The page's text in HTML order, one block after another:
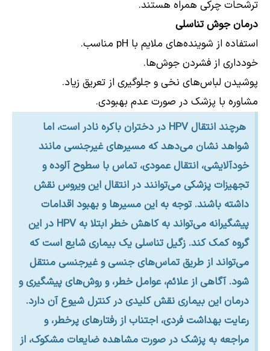
ترشحات چرکی همراه هستند.
درمان جوش تناسلی
استفاده از شوینده‌های ملایم با pH مناسب.
خودداری از فشردن جوش‌ها.
پوشیدن لباس‌های نخی و جلوگیری از تعریق زیاد.
مشاوره با پزشک در صورت عدم بهبودی.
هرچند انتقال HPV در دختران باکره نادر است، اما
شواهد نشان می‌دهد که مسیرهای غیرجنسی مانند
خودآلایشی، انتقال عمودی، تماس با سطوح آلوده و
تجهیزات پزشکی می‌توانند در انتقال این ویروس نقش
داشته باشند. توجه به این مسیرها و بهبود اقدامات
پیشگیرانه می‌تواند به کاهش خطر ابتلا به HPV در این
گروه کمک کند. زگیل تناسلی یک بیماری شایع است که
می‌تواند از طریق تماس‌های جنسی و غیرجنسی منتقل
شود. آگاهی از علائم، عوامل خطر، و روش‌های پیشگیری و
درمان این بیماری نقش کلیدی در کنترل شیوع آن دارد.
رعایت بهداشت فردی، اجتناب از رفتارهای پرخطر، و
مراجعه به پزشک در صورت مشاهده ضایعات مشکوک، از